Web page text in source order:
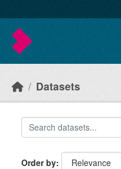
Datasets
Order by